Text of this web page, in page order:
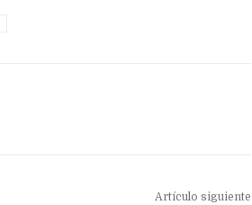
Artículo siguiente